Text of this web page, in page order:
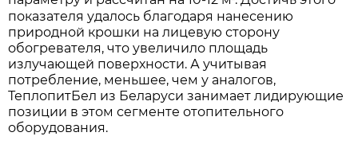
показателя удалось благодаря нанесению
природной крошки на лицевую сторону
обогревателя, что увеличило площадь
излучающей поверхности. А учитывая
потребление, меньшее, чем у аналогов,
ТеплопитБел из Беларуси занимает лидирующие
позиции в этом сегменте отопительного
оборудования.